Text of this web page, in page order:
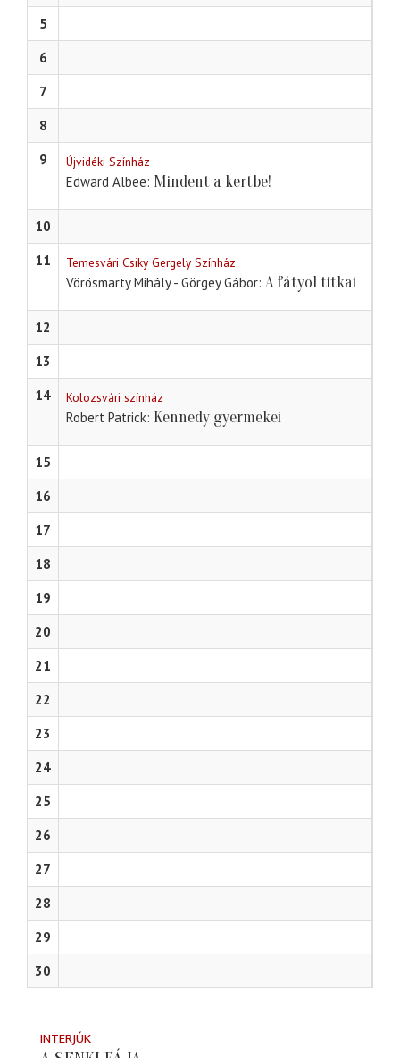
5
6
7
8
9
Újvidéki Színház
Edward Albee Mindent a kertbe!
10
11
Temesvári Csiky Gergely Színház
Vörösmarty Mihály - Görgey Gábor A fátyol titkai
12
13
14
Kolozsvári színház
Robert Patrick Kennedy gyermekei
15
16
17
18
19
20
21
22
23
24
25
26
27
28
29
30
INTERJÚK